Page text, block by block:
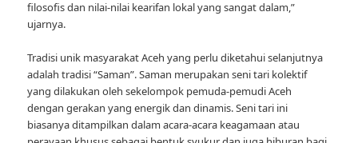
filosofis dan nilai-nilai kearifan lokal yang sangat dalam,”
ujarnya.
Tradisi unik masyarakat Aceh yang perlu diketahui selanjutnya
adalah tradisi “Saman”. Saman merupakan seni tari kolektif
yang dilakukan oleh sekelompok pemuda-pemudi Aceh
dengan gerakan yang energik dan dinamis. Seni tari ini
biasanya ditampilkan dalam acara-acara keagamaan atau